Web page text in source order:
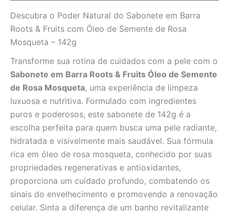
-
142g
Descubra o Poder Natural do Sabonete em Barra
Roots & Fruits com Óleo de Semente de Rosa
Mosqueta – 142g
Transforme sua rotina de cuidados com a pele com o
Sabonete em Barra Roots & Fruits Óleo de Semente
de Rosa Mosqueta, uma experiência de limpeza
luxuosa e nutritiva. Formulado com ingredientes
puros e poderosos, este sabonete de 142g é a
escolha perfeita para quem busca uma pele radiante,
hidratada e visivelmente mais saudável. Sua fórmula
rica em óleo de rosa mosqueta, conhecido por suas
propriedades regenerativas e antioxidantes,
proporciona um cuidado profundo, combatendo os
sinais do envelhecimento e promovendo a renovação
celular. Sinta a diferença de um banho revitalizante